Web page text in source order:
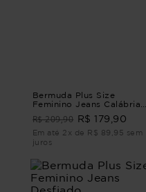
Bermuda Plus Size
Feminino Jeans Calábria
BERMUDA JEANS
CALÁBRIA G - 46
R$ 209,90 R$ 179,90
Em até 2x de R$ 89,95 sem
juros